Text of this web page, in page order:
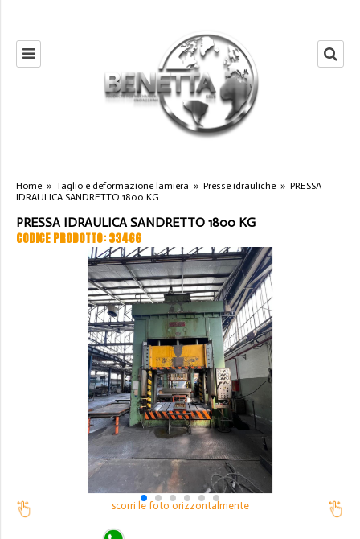
Home » Taglio e deformazione lamiera » Presse idrauliche » PRESSA
IDRAULICA SANDRETTO 1800 KG
PRESSA IDRAULICA SANDRETTO 1800 KG
CODICE PRODOTTO: 33466
scorri le foto orizzontalmente